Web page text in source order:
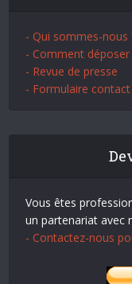
- Qui sommes-nous
- Comment
- Revue de presse
- Formulaire contact
Vous êtes
un partenariat avec
- Contactez-nous